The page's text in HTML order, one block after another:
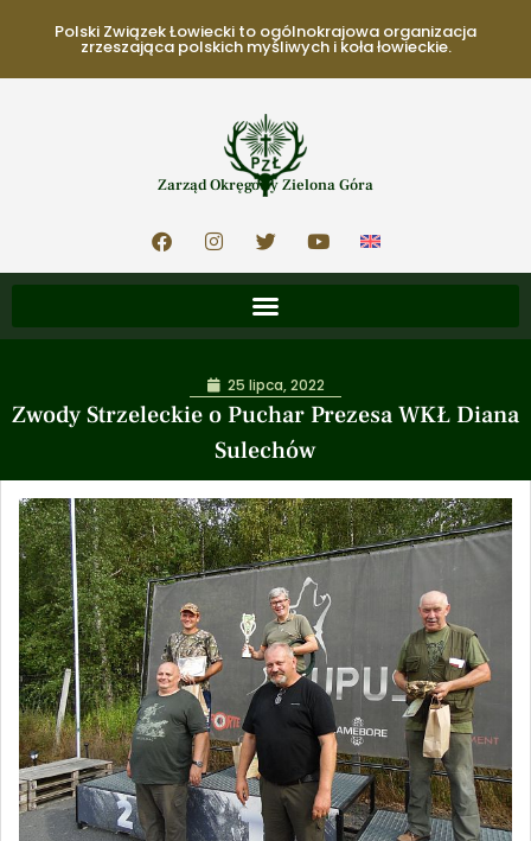
Polski Związek Łowiecki to ogólnokrajowa organizacja
zrzeszająca polskich myśliwych i koła łowieckie.
Zarząd Okręgowy Zielona Góra
Zwody Strzeleckie o Puchar Prezesa WKŁ Diana
Sulechów
25 lipca, 2022